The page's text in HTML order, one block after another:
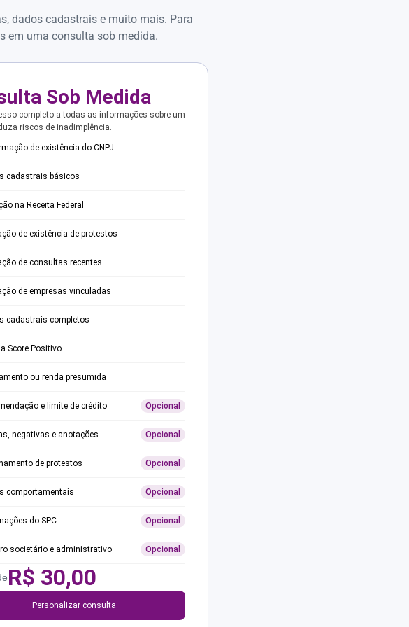
dados cadastrais e muito mais. Para
em uma consulta sob medida.
Sob Medida
completo a todas as informações sobre um
riscos de inadimplência.
de existência do CNPJ
cadastrais básicos
na Receita Federal
de existência de protestos
de consultas recentes
de empresas vinculadas
cadastrais completos
Score Positivo
ou renda presumida
e limite de crédito Opcional
negativas e anotações Opcional
de protestos Opcional
comportamentais Opcional
do SPC Opcional
societário e administrativo Opcional
R$ 30,00
Personalizar consulta